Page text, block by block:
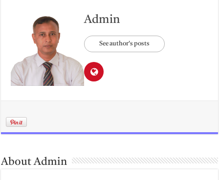
Admin
See author's posts
About Admin